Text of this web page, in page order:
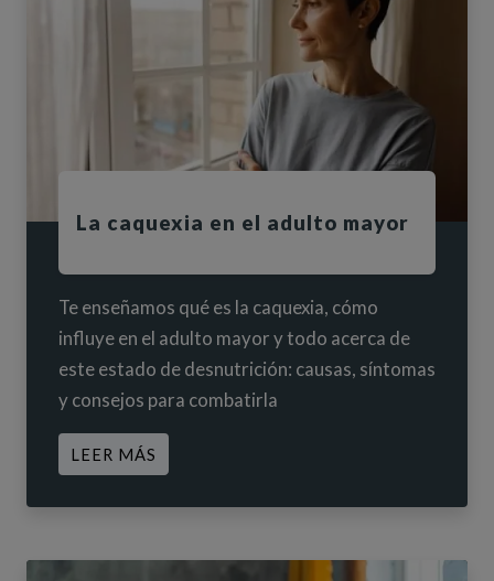
La caquexia en el adulto mayor
Te enseñamos qué es la caquexia, cómo
influye en el adulto mayor y todo acerca de
este estado de desnutrición: causas, síntomas
y consejos para combatirla
LEER MÁS